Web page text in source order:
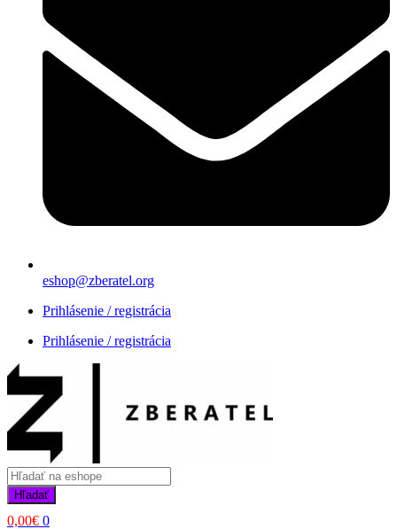
eshop@zberatel.org
Prihlásenie / registrácia
Prihlásenie / registrácia
Products
search
Hľadať
0,00€ 0